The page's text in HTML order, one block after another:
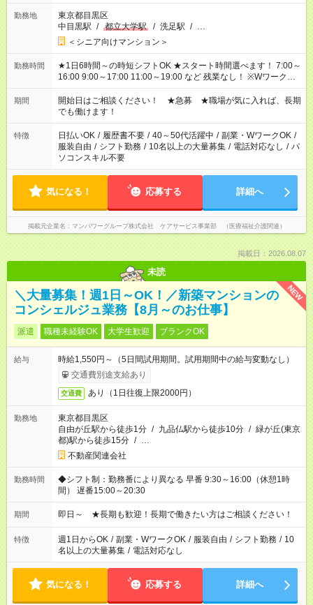
勤務地
東京都目黒区
中目黒駅 / 都立大学駅 / 洗足駅 / …
＜シニア向けマンション＞
勤務時間
★1日6時間～の時短シフトOK ★スタート時間選べます！ 7:00～
16:00 9:00～17:00 11:00～19:00 など 残業なし！ ※Wワークの
場合、他のお仕事と合わせ週40時間超の就業はご案内できませ
ん ※法令に基づき、週20時間以上勤務は社会保険への加入対象
となります ※労働者派遣法（日雇い派遣の原則禁止）により、
短時間・短期間の就業はご案内が難しい場合があります
期間
開始日はご相談ください！ ★急募 ★職場が気に入れば、長期
でも働けます！
特徴 日払いOK / 履歴書不要 / 40～50代活躍中 / 副業・WワークOK /
服装自由 / シフト勤務 / 10名以上の大量募集 / 電話対応なし / パ
ソコンスキル不要
気になる！ 応募する 詳細へ
掲載元企業名 マンパワーグループ株式会社 ケアサービス事業部 （医療福祉介護関連）
掲載日：2026.08.07
未読
NEW
＼大量募集！週1日～OK！／新築マンションの
コンシェルジュ業務【8月～のお仕事】
派遣 職種未経験OK 大学生歓迎 ブランクOK
給与
時給1,550円～（5日間試用期間。試用期間中の給与変動なし）
交通費別途支給あり
交通費 あり（1日往復上限2000円）
勤務地
東京都目黒区
自由が丘駅から徒歩1分 / 九品仏駅から徒歩10分 / 緑が丘(東京
都)駅から徒歩15分 / …
不動産関連会社
勤務時間
◆シフト制：勤務番により異なる 早番 9:30～16:00（休憩1時
間） 遅番15:00～20:30
期間 即日～ ★長期も歓迎！長期で働きたい方はご相談ください！
特徴 週1日からOK / 副業・WワークOK / 服装自由 / シフト勤務 / 10
名以上の大量募集 / 電話対応なし
気になる！ 応募する 詳細へ